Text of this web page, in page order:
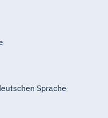
Sprache